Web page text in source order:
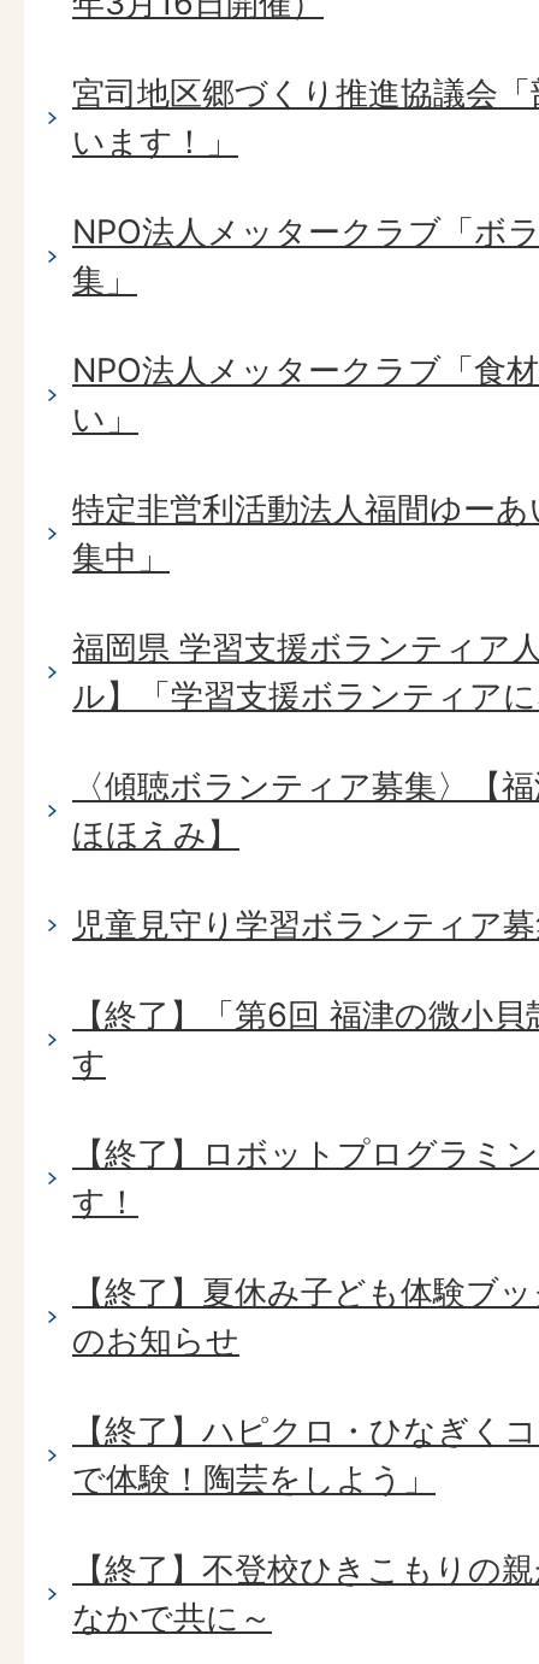
宮司地区郷づくり推進協議会
います！」
NPO法人メッタークラブ「ボ
集」
NPO法人メッタークラブ「食
い」
特定非営利活動法人福間ゆー
集中」
福岡県 学習支援ボランティア
ル】「学習支援ボランティア
〈傾聴ボランティア募集〉【
ほほえみ】
児童見守り学習ボランティア
【終了】「第6回 福津の微小
す
【終了】ロボットプログラミ
す！
【終了】夏休み子ども体験ブ
のお知らせ
【終了】ハピクロ・ひなぎく
で体験！陶芸をしよう」
【終了】不登校ひきこもりの
なかで共に～